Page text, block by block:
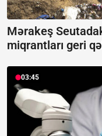
Mərakeş
miqrantları geri
03:45